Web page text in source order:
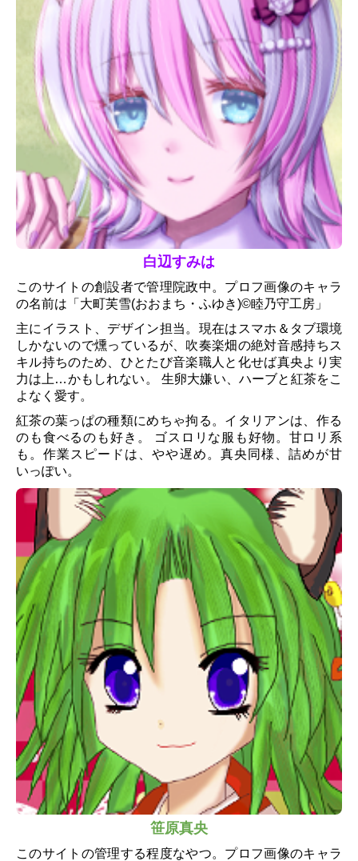
白辺すみは
このサイトの創設者で管理院政中。プロフ画像のキャラ
の名前は「大町芙雪(おおまち・ふゆき)©️睦乃守工房 」
主にイラスト、デザイン担当。現在はスマホ＆タブ環境
しかないので燻っているが、 吹奏楽畑の絶対音感持ちス
キル持ちのため、 ひとたび音楽職人と化せば真央より実
力は上…かもしれない。 生卵大嫌い、ハーブと紅茶をこ
よなく愛す。
紅茶の葉っぱの種類にめちゃ拘る。イタリアンは、作る
のも食べるのも好き。 ゴスロリな服も好物。甘ロリ系
も。作業スピードは、やや遅め。真央同様、詰めが甘
いっぽい。
笹原真央
このサイトの管理する程度なやつ。 プロフ画像のキャラ